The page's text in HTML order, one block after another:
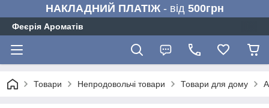
НАКЛАДНИЙ ПЛАТІЖ- від 500грн
Феєрія Ароматів
Товари Непродовольчі товари Товари для дому